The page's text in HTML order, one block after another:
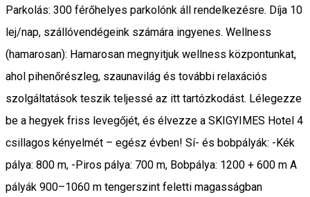
Parkolás: 300 férőhelyes parkolónk áll rendelkezésre. Díja 10
lej/nap, szállóvendégeink számára ingyenes. Wellness
(hamarosan): Hamarosan megnyitjuk wellness központunkat,
ahol pihenőrészleg, szaunavilág és további relaxációs
szolgáltatások teszik teljessé az itt tartózkodást. Lélegezze
be a hegyek friss levegőjét, és élvezze a SKIGYIMES Hotel 4
csillagos kényelmét – egész évben! Sí- és bobpályák: -Kék
pálya: 800 m, -Piros pálya: 700 m, Bobpálya: 1200 + 600 m A
pályák 900–1060 m tengerszint feletti magasságban